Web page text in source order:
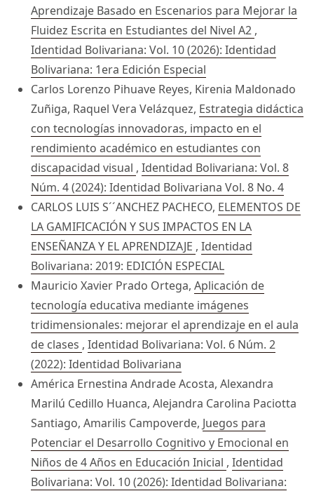
Aprendizaje Basado en Escenarios para Mejorar la
Fluidez Escrita en Estudiantes del Nivel A2 ,
Identidad Bolivariana: Vol. 10 (2026): Identidad
Bolivariana: 1era Edición Especial
Carlos Lorenzo Pihuave Reyes, Kirenia Maldonado
Zuñiga, Raquel Vera Velázquez, Estrategia didáctica
con tecnologías innovadoras, impacto en el
rendimiento académico en estudiantes con
discapacidad visual , Identidad Bolivariana: Vol. 8
Núm. 4 (2024): Identidad Bolivariana Vol. 8 No. 4
CARLOS LUIS S´´ANCHEZ PACHECO, ELEMENTOS DE
LA GAMIFICACIÓN Y SUS IMPACTOS EN LA
ENSEÑANZA Y EL APRENDIZAJE , Identidad
Bolivariana: 2019: EDICIÓN ESPECIAL
Mauricio Xavier Prado Ortega, Aplicación de
tecnología educativa mediante imágenes
tridimensionales: mejorar el aprendizaje en el aula
de clases , Identidad Bolivariana: Vol. 6 Núm. 2
(2022): Identidad Bolivariana
América Ernestina Andrade Acosta, Alexandra
Marilú Cedillo Huanca, Alejandra Carolina Paciotta
Santiago, Amarilis Campoverde, Juegos para
Potenciar el Desarrollo Cognitivo y Emocional en
Niños de 4 Años en Educación Inicial , Identidad
Bolivariana: Vol. 10 (2026): Identidad Bolivariana: